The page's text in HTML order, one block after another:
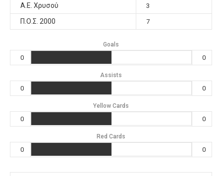
A.E. Χρυσού 3
Π.Ο.Σ. 2000 7
Goals
0 0
Assists
0 0
Yellow Cards
0 0
Red Cards
0 0